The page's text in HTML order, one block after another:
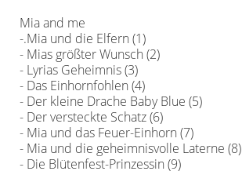
Mia and me
-.Mia und die Elfern (1)
- Mias größter Wunsch (2)
- Lyrias Geheimnis (3)
- Das Einhornfohlen (4)
- Der kleine Drache Baby Blue (5)
- Der versteckte Schatz (6)
- Mia und das Feuer-Einhorn (7)
- Mia und die geheimnisvolle Laterne (8)
- Die Blütenfest-Prinzessin (9)